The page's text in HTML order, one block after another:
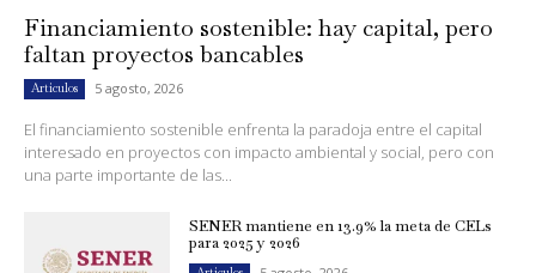
Financiamiento sostenible: hay capital, pero
faltan proyectos bancables
Artículos 5 agosto, 2026
El financiamiento sostenible enfrenta la paradoja entre el capital
interesado en proyectos con impacto ambiental y social, pero con
una parte importante de las...
SENER mantiene en 13.9% la meta de CELs
para 2025 y 2026